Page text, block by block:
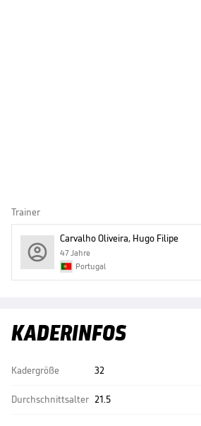
Trainer
Carvalho Oliveira, Hugo Filipe
47 Jahre
Portugal
KADERINFOS
Kadergröße
Durchschnittsalter
32
21.5